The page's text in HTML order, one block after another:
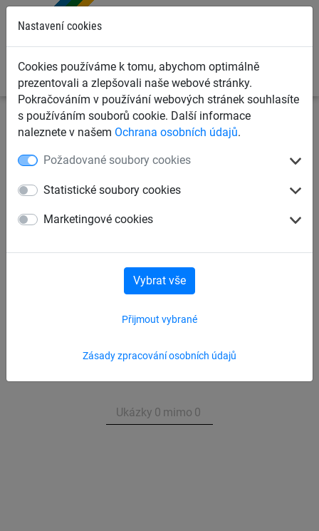
Nastavení cookies
Cookies používáme k tomu, abychom optimálně
prezentovali a zlepšovali naše webové stránky.
Pokračováním v používání webových stránek souhlasíte
s používáním souborů cookie. Další informace
naleznete v našem Ochrana osobních údajů.
Požadované soubory cookies
Statistické soubory cookies
Marketingové cookies
Zásady zpracování osobních údajů
Přijmout vybrané
Vybrat vše
Dětská lanová hřiště Fun parkur 2010
pro sloupy
pro ocelové sloupy pro sloupy z robinie
pro sloupy z robinie
Ukázky 0 mimo 0